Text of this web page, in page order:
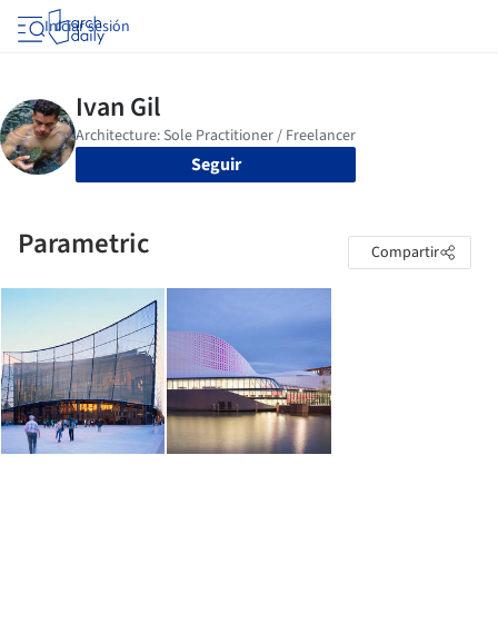
Iniciar sesión
Seguir
Parametric Compartir